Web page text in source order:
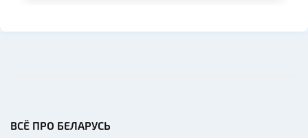
ВСЁ ПРО БЕЛАРУСЬ